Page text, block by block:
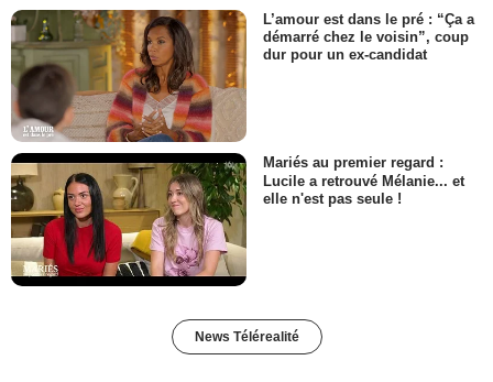
L’amour est dans le pré : “Ça a
démarré chez le voisin”, coup
dur pour un ex-candidat
Mariés au premier regard :
Lucile a retrouvé Mélanie... et
elle n'est pas seule !
News Télérealité